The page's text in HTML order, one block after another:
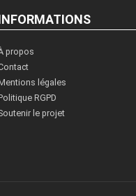
propos
légales
RGPD
le projet